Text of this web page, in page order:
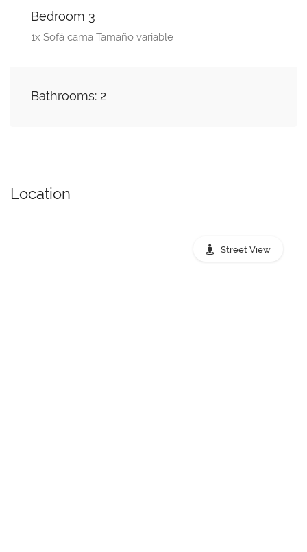
Bedroom 3
1x Sofá cama Tamaño variable
Bathrooms: 2
Location
Street View